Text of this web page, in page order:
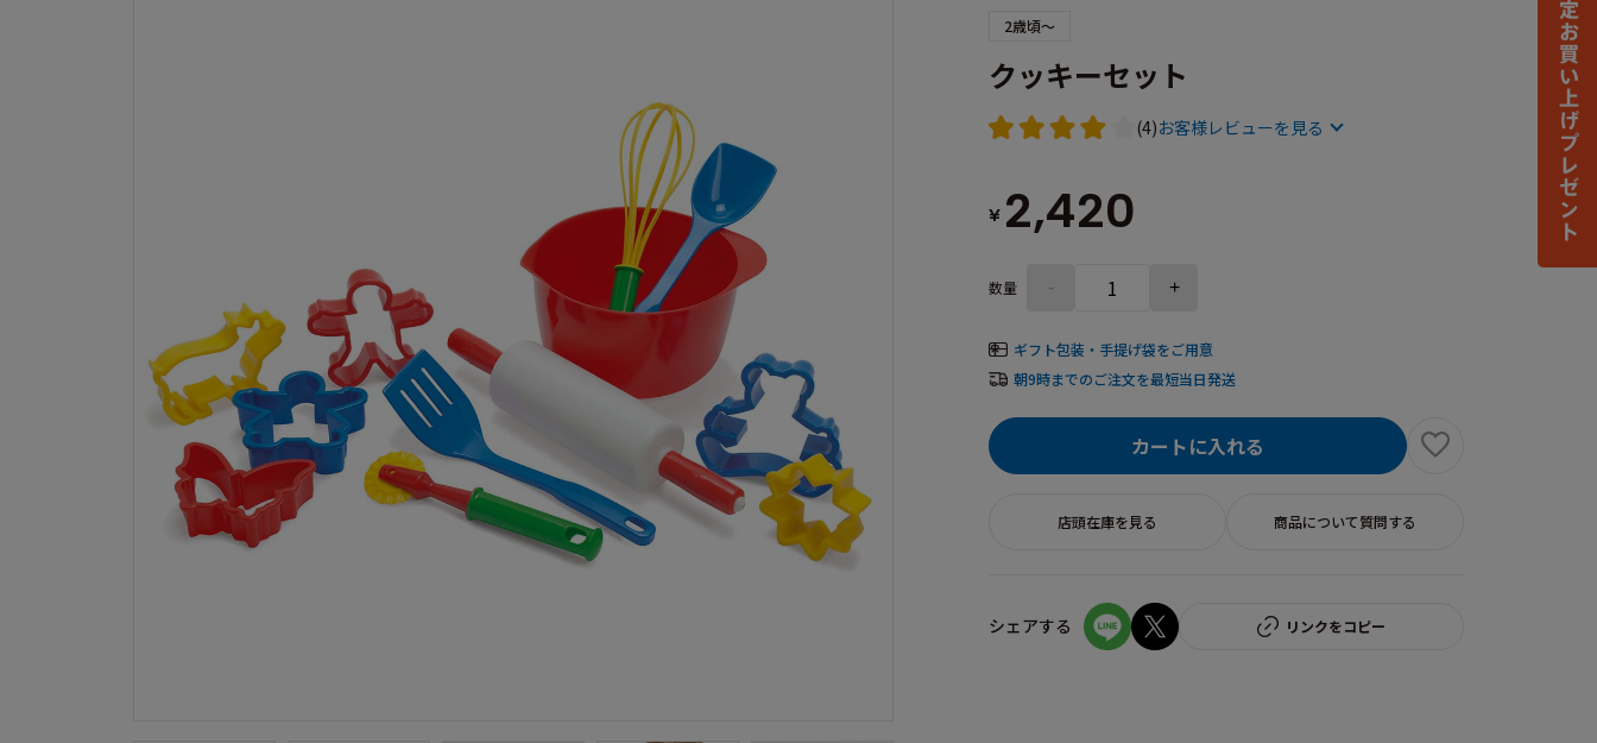
2歳頃～
クッキーセット
(4)お客様レビューを見る
¥ 2,420
数量 - +
ギフト包装・手提げ袋をご用意
朝9時までのご注文を最短当日発送
カートに入れる
店頭在庫を見る 商品について質問する
シェアする リンクをコピー